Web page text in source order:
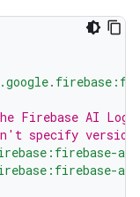
Firebase AI
specify
ai"